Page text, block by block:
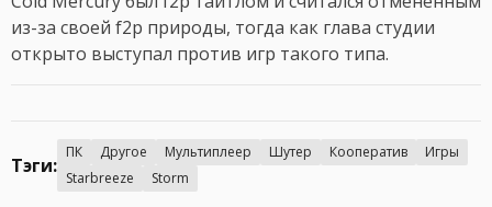
из-за своей f2p природы, тогда как глава студии
открыто выступал против игр такого типа.
Тэги:
ПК Другое Мультиплеер Шутер Кооператив
Игры
Starbreeze
Storm